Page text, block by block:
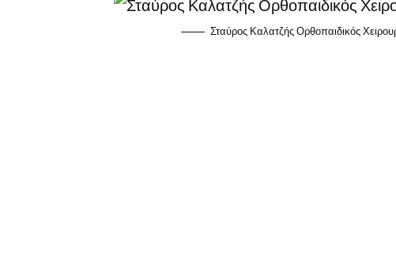
Σταύρος Καλατζής Ορθοπαιδικός